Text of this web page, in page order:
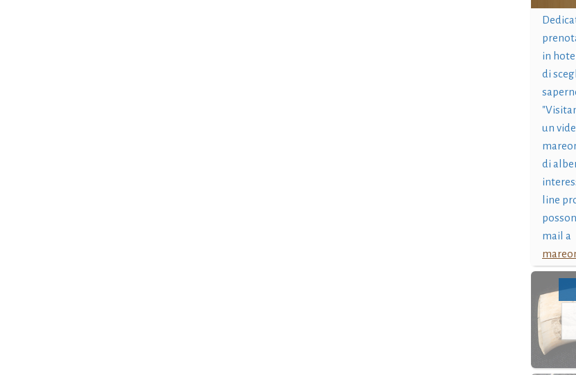
in
di
un
di
line
mail a